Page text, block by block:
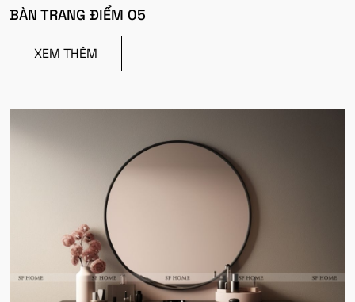
BÀN TRANG ĐIỂM 05
XEM THÊM